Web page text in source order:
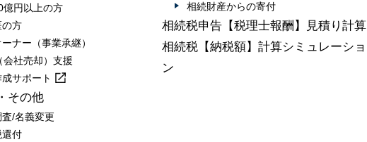
億円以上の方
の方
ナー（事業承継）
会社売却）支援
成サポート
その他
/名義変更
還付
相続財産からの寄付
相続税申告【税理士報酬】見積り計算
相続税【納税額】計算シミュレーショ
ン